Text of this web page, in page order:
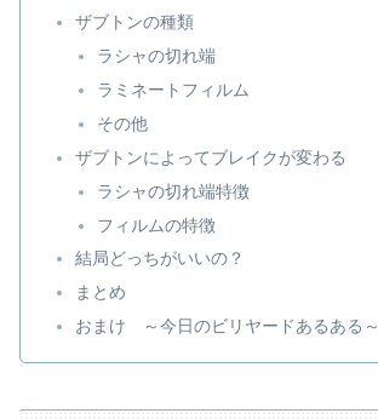
ザブトンの種類
ラシャの切れ端
ラミネートフィルム
その他
ザブトンによってブレイクが変わる
ラシャの切れ端特徴
フィルムの特徴
結局どっちがいいの？
まとめ
おまけ ～今日のビリヤードあるある～